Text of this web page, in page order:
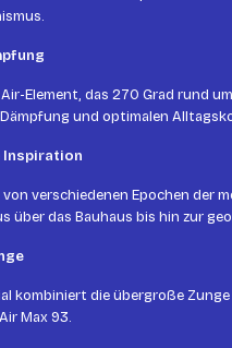
Element, das 270 Grad rund
und optimalen
Inspiration
von verschiedenen Epochen der
über das Bauhaus bis hin zur
kombiniert die übergroße
Max 93.